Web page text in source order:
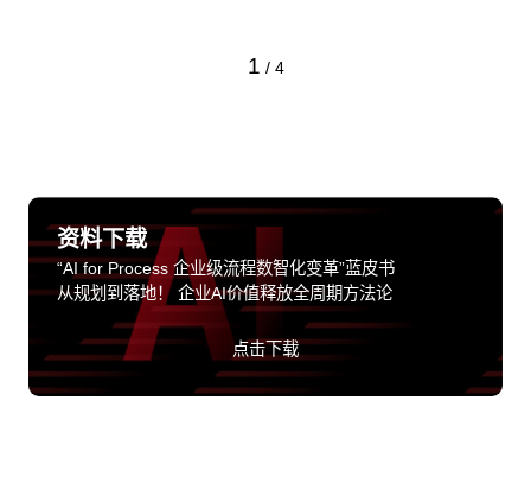
1 / 4
资料下载
“AI for Process 企业级流程数智化变革”蓝皮书
从规划到落地！ 企业AI价值释放全周期方法论
点击下载